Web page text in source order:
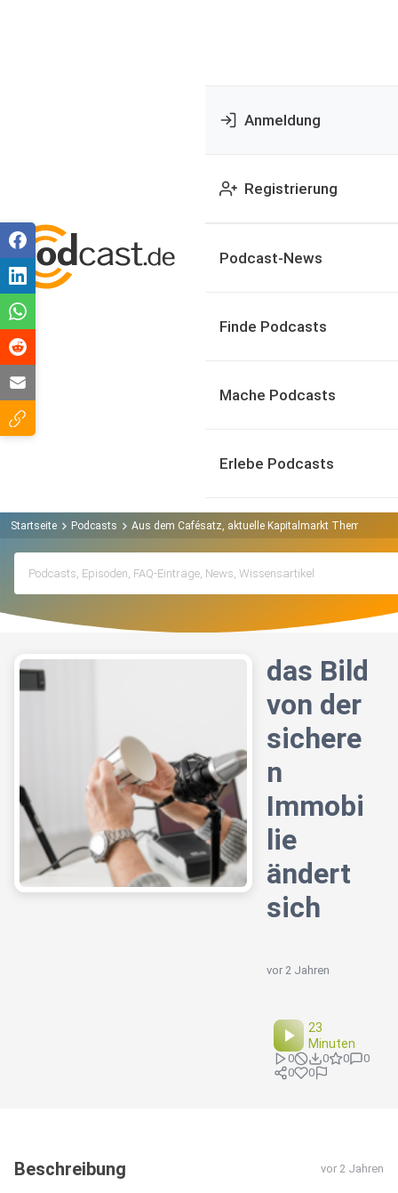
Anmeldung
Registrierung
Podcast-News
Finde Podcasts
Mache Podcasts
Erlebe Podcasts
Startseite Podcasts Aus dem Cafésatz, aktuelle Kapitalmarkt Themen
das Bild
von der
sichere
n
Immobi
lie
ändert
sich
vor 2 Jahren
23
Minuten
0 0 0
0
0
0
Beschreibung vor 2 Jahren